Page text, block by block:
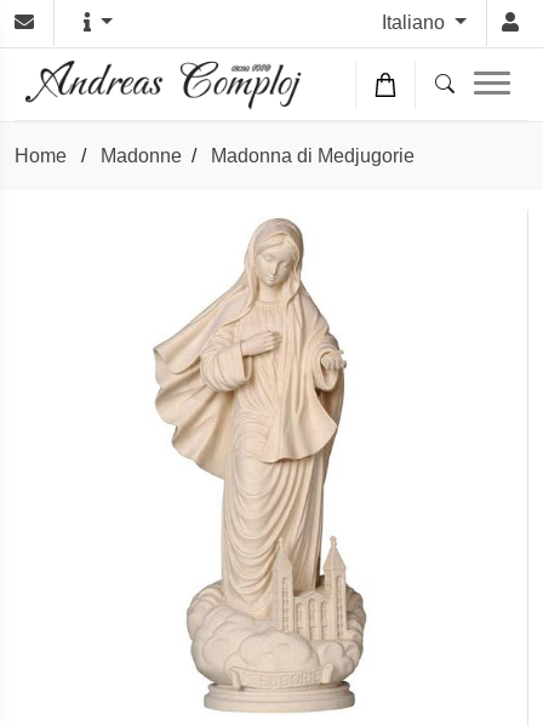
Italiano
Home / Madonne / Madonna di Medjugorie